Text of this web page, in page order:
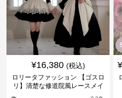
¥16,380 (税込)
ロリータファッション 【ゴスロ
リ】清楚な修道院風レースメイ
¥